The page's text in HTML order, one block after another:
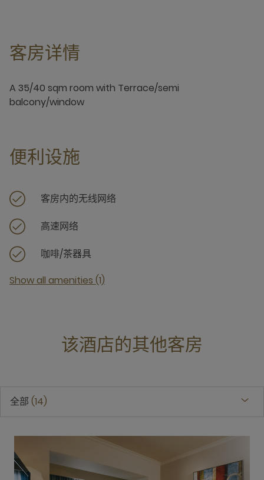
客房详情
A 35/40 sqm room with Terrace/semi
balcony/window
便利设施
客房内的无线网络
高速网络
咖啡/茶器具
Show all amenities (1)
该酒店的其他客房
全部 14